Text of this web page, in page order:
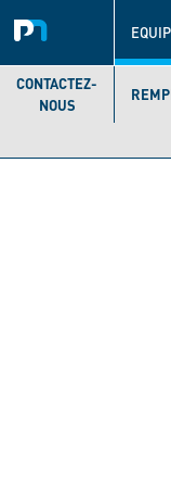
CONTACTEZ-
NOUS